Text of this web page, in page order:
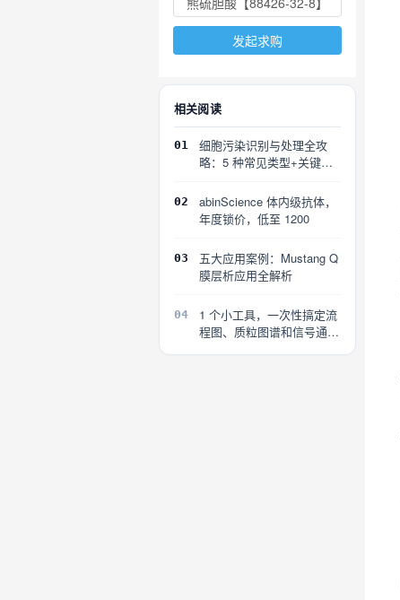
发起求购
相关阅读
01
细胞污染识别与处理全攻
略：5 种常见类型+关键误
02
abinScience 体内级抗体，
年度锁价，低至 1200
03
五大应用案例：Mustang Q
膜层析应用全解析
04
1 个小工具，一次性搞定流
程图、质粒图谱和信号通路